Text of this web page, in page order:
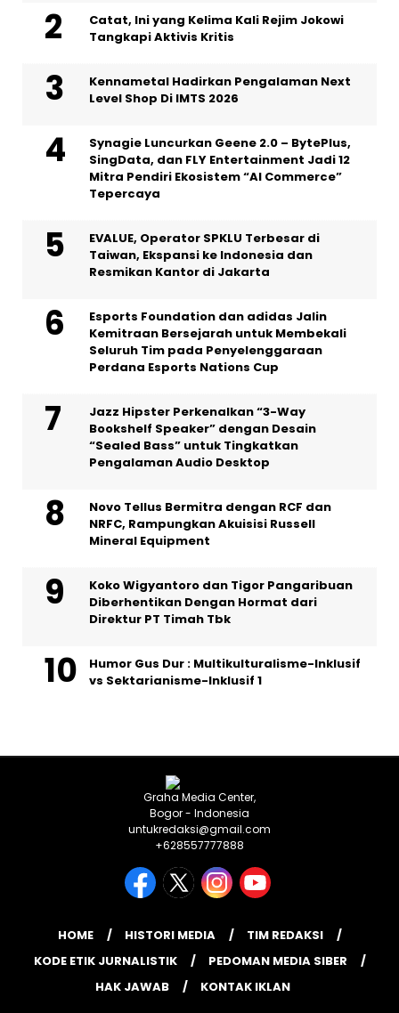
Catat, Ini yang Kelima Kali Rejim Jokowi
Tangkapi Aktivis Kritis
Kennametal Hadirkan Pengalaman Next
Level Shop Di IMTS 2026
Synagie Luncurkan Geene 2.0 – BytePlus,
SingData, dan FLY Entertainment Jadi 12
Mitra Pendiri Ekosistem “AI Commerce”
Tepercaya
EVALUE, Operator SPKLU Terbesar di
Taiwan, Ekspansi ke Indonesia dan
Resmikan Kantor di Jakarta
Esports Foundation dan adidas Jalin
Kemitraan Bersejarah untuk Membekali
Seluruh Tim pada Penyelenggaraan
Perdana Esports Nations Cup
Jazz Hipster Perkenalkan “3-Way
Bookshelf Speaker” dengan Desain
“Sealed Bass” untuk Tingkatkan
Pengalaman Audio Desktop
Novo Tellus Bermitra dengan RCF dan
NRFC, Rampungkan Akuisisi Russell
Mineral Equipment
Koko Wigyantoro dan Tigor Pangaribuan
Diberhentikan Dengan Hormat dari
Direktur PT Timah Tbk
Humor Gus Dur : Multikulturalisme-Inklusif
vs Sektarianisme-Inklusif 1
Graha Media Center,
Bogor - Indonesia
untukredaksi@gmail.com
+628557777888
HOME HISTORI MEDIA
TIM REDAKSI
KODE ETIK JURNALISTIK
PEDOMAN MEDIA SIBER
HAK JAWAB
KONTAK IKLAN